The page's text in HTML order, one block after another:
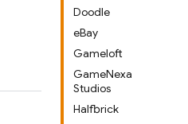
Doodle
eBay
Gameloft
GameNexa
Studios
Halfbrick